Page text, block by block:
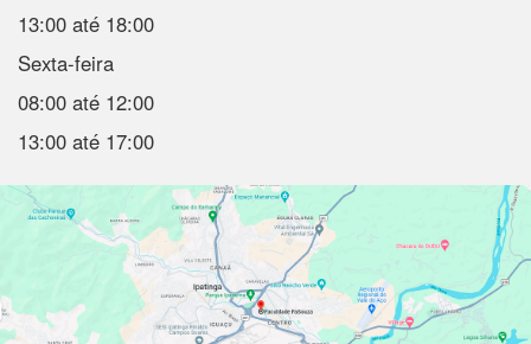
13:00 até 18:00
Sexta-feira
08:00 até 12:00
13:00 até 17:00